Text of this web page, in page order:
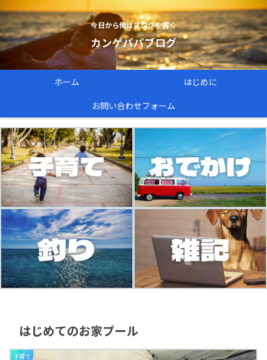
今日から俺はブログを書く
カンゲパパブログ
ホーム
はじめに
お問い合わせフォーム
はじめてのお家プール
子育て